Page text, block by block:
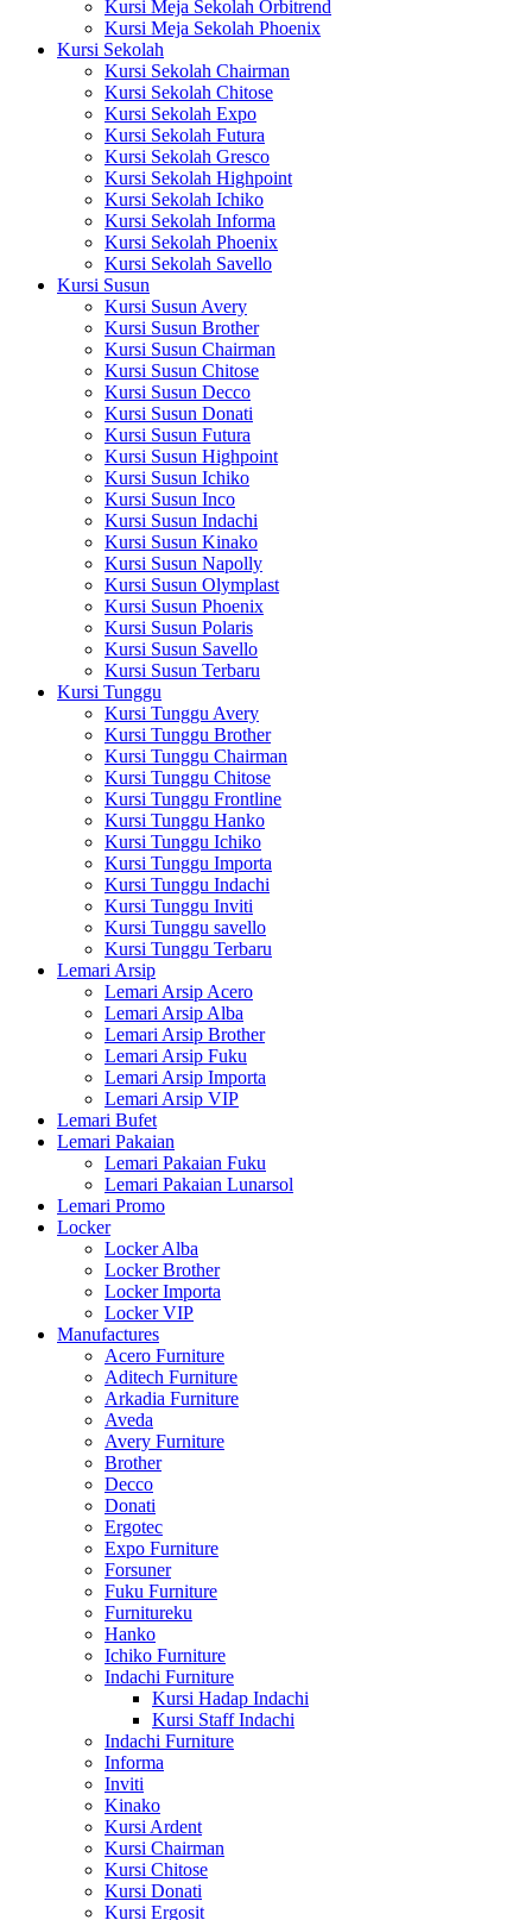
Kursi Meja Sekolah Orbitrend
Kursi Meja Sekolah Phoenix
Kursi Sekolah
Kursi Sekolah Chairman
Kursi Sekolah Chitose
Kursi Sekolah Expo
Kursi Sekolah Futura
Kursi Sekolah Gresco
Kursi Sekolah Highpoint
Kursi Sekolah Ichiko
Kursi Sekolah Informa
Kursi Sekolah Phoenix
Kursi Sekolah Savello
Kursi Susun
Kursi Susun Avery
Kursi Susun Brother
Kursi Susun Chairman
Kursi Susun Chitose
Kursi Susun Decco
Kursi Susun Donati
Kursi Susun Futura
Kursi Susun Highpoint
Kursi Susun Ichiko
Kursi Susun Inco
Kursi Susun Indachi
Kursi Susun Kinako
Kursi Susun Napolly
Kursi Susun Olymplast
Kursi Susun Phoenix
Kursi Susun Polaris
Kursi Susun Savello
Kursi Susun Terbaru
Kursi Tunggu
Kursi Tunggu Avery
Kursi Tunggu Brother
Kursi Tunggu Chairman
Kursi Tunggu Chitose
Kursi Tunggu Frontline
Kursi Tunggu Hanko
Kursi Tunggu Ichiko
Kursi Tunggu Importa
Kursi Tunggu Indachi
Kursi Tunggu Inviti
Kursi Tunggu savello
Kursi Tunggu Terbaru
Lemari Arsip
Lemari Arsip Acero
Lemari Arsip Alba
Lemari Arsip Brother
Lemari Arsip Fuku
Lemari Arsip Importa
Lemari Arsip VIP
Lemari Bufet
Lemari Pakaian
Lemari Pakaian Fuku
Lemari Pakaian Lunarsol
Lemari Promo
Locker
Locker Alba
Locker Brother
Locker Importa
Locker VIP
Manufactures
Acero Furniture
Aditech Furniture
Arkadia Furniture
Aveda
Avery Furniture
Brother
Decco
Donati
Ergotec
Expo Furniture
Forsuner
Fuku Furniture
Furnitureku
Hanko
Ichiko Furniture
Indachi Furniture
Kursi Hadap Indachi
Kursi Staff Indachi
Indachi Furniture
Informa
Inviti
Kinako
Kursi Ardent
Kursi Chairman
Kursi Chitose
Kursi Donati
Kursi Ergosit